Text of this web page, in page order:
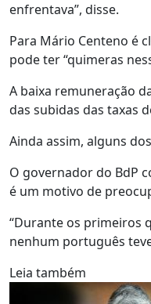
enfrentava”, disse.
Para Mário Centeno é
pode ter “quimeras
A baixa remuneração
das subidas das taxas
Ainda assim, alguns
O governador do BdP
é um motivo de
“Durante os primeiros
nenhum português
Leia também